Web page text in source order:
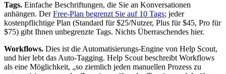
Tags. Einfache Beschriftungen, die Sie an Konversationen
anhängen. DerFree-Plan begrenzt Sie auf 10 Tags; jeder
kostenpflichtige Plan (Standard für $25/Nutzer, Plus für $45, Pro für
$75) gibt Ihnen unbegrenzte Tags. Nichts Überraschendes hier.
Workflows. Dies ist die Automatisierungs-Engine von Help Scout,
und hier lebt das Auto-Tagging. Help Scout beschreibt Workflows
als eine Möglichkeit, „so ziemlich jeden manuellen Prozess zu